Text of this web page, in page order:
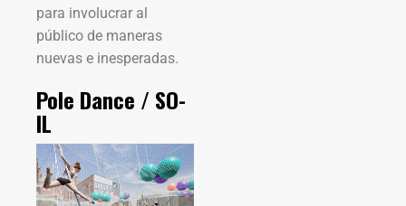
para involucrar al
público de maneras
nuevas e inesperadas.
Pole Dance / SO-
IL